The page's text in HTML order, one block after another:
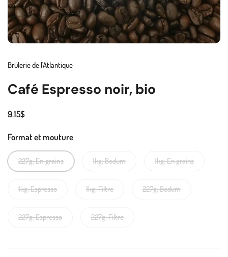
Brûlerie de l'Atlantique
Café Espresso noir, bio
9.15$
Format et mouture
227g; En grains 1kg; Bodum 1kg; En grains
1kg; Espresso 1kg; Filtre 227g; Bodum
227g; Espresso 227g; Filtre